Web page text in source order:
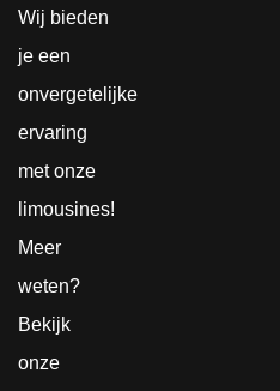
Wij bieden
je een
onvergetelijke
ervaring
met onze
limousines!
Meer
weten?
Bekijk
onze